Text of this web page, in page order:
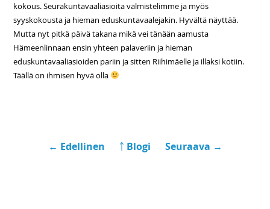
kokous. Seurakuntavaaliasioita valmistelimme ja myös
syyskokousta ja hieman eduskuntavaalejakin. Hyvältä näyttää.
Mutta nyt pitkä päivä takana mikä vei tänään aamusta
Hämeenlinnaan ensin yhteen palaveriin ja hieman
eduskuntavaaliasioiden pariin ja sitten Riihimäelle ja illaksi kotiin.
Täällä on ihmisen hyvä olla
← Edellinen ￪ Blogi Seuraava →